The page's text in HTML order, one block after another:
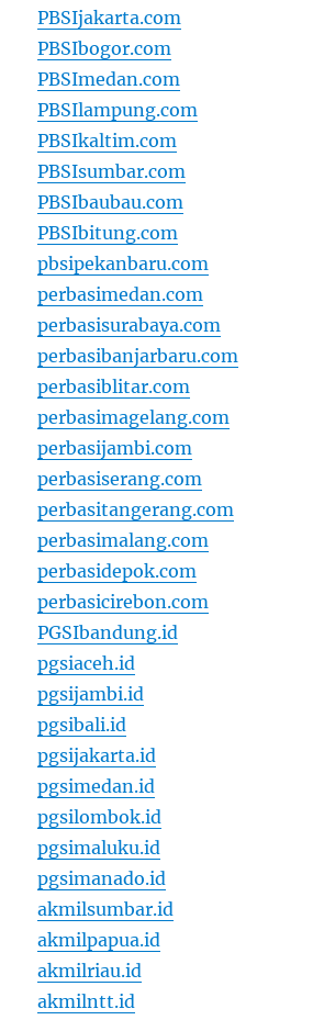
PBSIjakarta.com
PBSIbogor.com
PBSImedan.com
PBSIlampung.com
PBSIkaltim.com
PBSIsumbar.com
PBSIbaubau.com
PBSIbitung.com
pbsipekanbaru.com
perbasimedan.com
perbasisurabaya.com
perbasibanjarbaru.com
perbasiblitar.com
perbasimagelang.com
perbasijambi.com
perbasiserang.com
perbasitangerang.com
perbasimalang.com
perbasidepok.com
perbasicirebon.com
PGSIbandung.id
pgsiaceh.id
pgsijambi.id
pgsibali.id
pgsijakarta.id
pgsimedan.id
pgsilombok.id
pgsimaluku.id
pgsimanado.id
akmilsumbar.id
akmilpapua.id
akmilriau.id
akmilntt.id